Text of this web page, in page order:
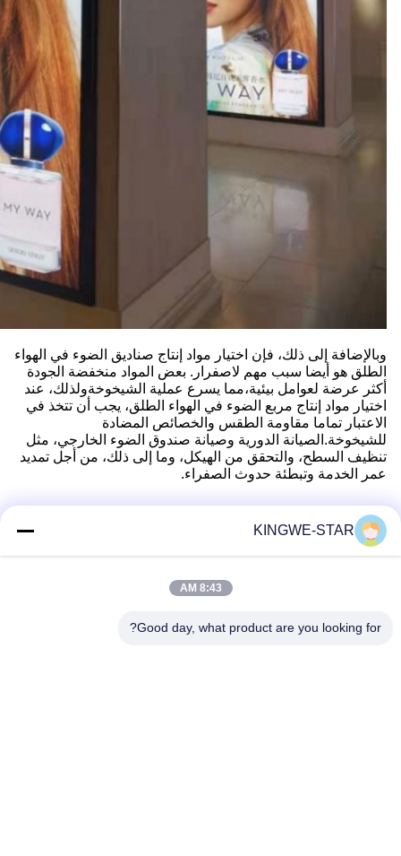
وبالإضافة إلى ذلك، فإن اختيار مواد إنتاج صناديق الضوء في الهواء
الطلق هو أيضا سبب مهم لاصفرار. بعض المواد منخفضة الجودة
أكثر عرضة لعوامل بيئية،مما يسرع عملية الشيخوخةولذلك، عند
اختيار مواد إنتاج مربع الضوء في الهواء الطلق، يجب أن تتخذ في
الاعتبار تماما مقاومة الطقس والخصائص المضادة
للشيخوخة.الصيانة الدورية وصيانة صندوق الضوء الخارجي، مثل
تنظيف السطح، والتحقق من الهيكل، وما إلى ذلك، من أجل تمديد
عمر الخدمة وتبطئة حدوث الصفراء.
الطابق الرابع، المبنى الرابع، منطقة شينتانغ الصناعية، بايشيشيا،
KINGWE-STAR
8:43 AM
Good day, what product are you looking for?